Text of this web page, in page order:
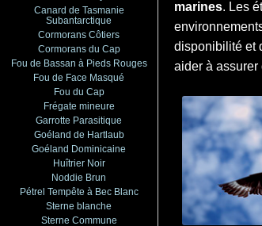
Canard de Tasmanie
Subantarctique
Cormorans Côtiers
Cormorans du Cap
Fou de Bassan à Pieds Rouges
Fou de Face Masqué
Fou du Cap
Frégate mineure
Garrotte Parasitique
Goéland de Hartlaub
Goéland Dominicaine
Huîtrier Noir
Noddie Brun
Pétrel Tempête à Bec Blanc
Sterne blanche
Sterne Commune
marines. Les
disponibilité et
aider à assurer